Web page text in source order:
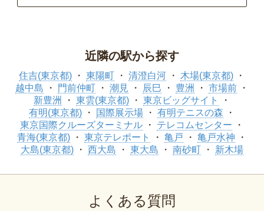
近隣の駅から探す
住吉(東京都) 東陽町 清澄白河
木場(東京都)
越中島
門前仲町 潮見 辰巳 豊洲
市場前
新豊洲
東雲(東京都)
東京ビッグサイト
有明(東京都)
国際展示場
有明テニスの森
東京国際クルーズターミナル
テレコムセンター
青海(東京都)
東京テレポート 亀戸
亀戸水神
大島(東京都)
西大島 東大島 南砂町 新木場
よくある質問